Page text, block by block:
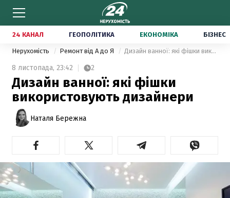
24 КАНАЛ ГЕОПОЛІТИКА ЕКОНОМІКА БІЗНЕС
Нерухомість Ремонт від А до Я Дизайн ванної: які фішки використовують дизайнери
8 листопада, 23:42 2
Дизайн ванної: які фішки
використовують дизайнери
Наталя Бережна